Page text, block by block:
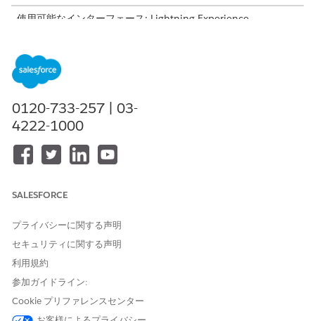
使用可能なインターフェース: Lightning Experience
Edition (従業員向け AI エージェントアドオン付属)。
この専門エージェントは、自動的に次の SCI テンプレートを使用
して要求に対応します。同様のアプリケーションと要求種別をサ
ポートするように追加のサービスカタログ項目テンプレートを設
定できます。
Request Terraform Access Token (要求 Terraform アクセス
エージェントアクション
これらのアクションは、専門エージェントとの会話中に自動的に
実行されます。
ナレッジを使用して質問に回答
対象サービスカタログ項目の取得
0120-733-257 | 03-
4222-1000
SALESFORCE
プライバシーに関する声明
セキュリティに関する声明
利用規約
参加ガイドライン:
Cookie プリファレンスセンター